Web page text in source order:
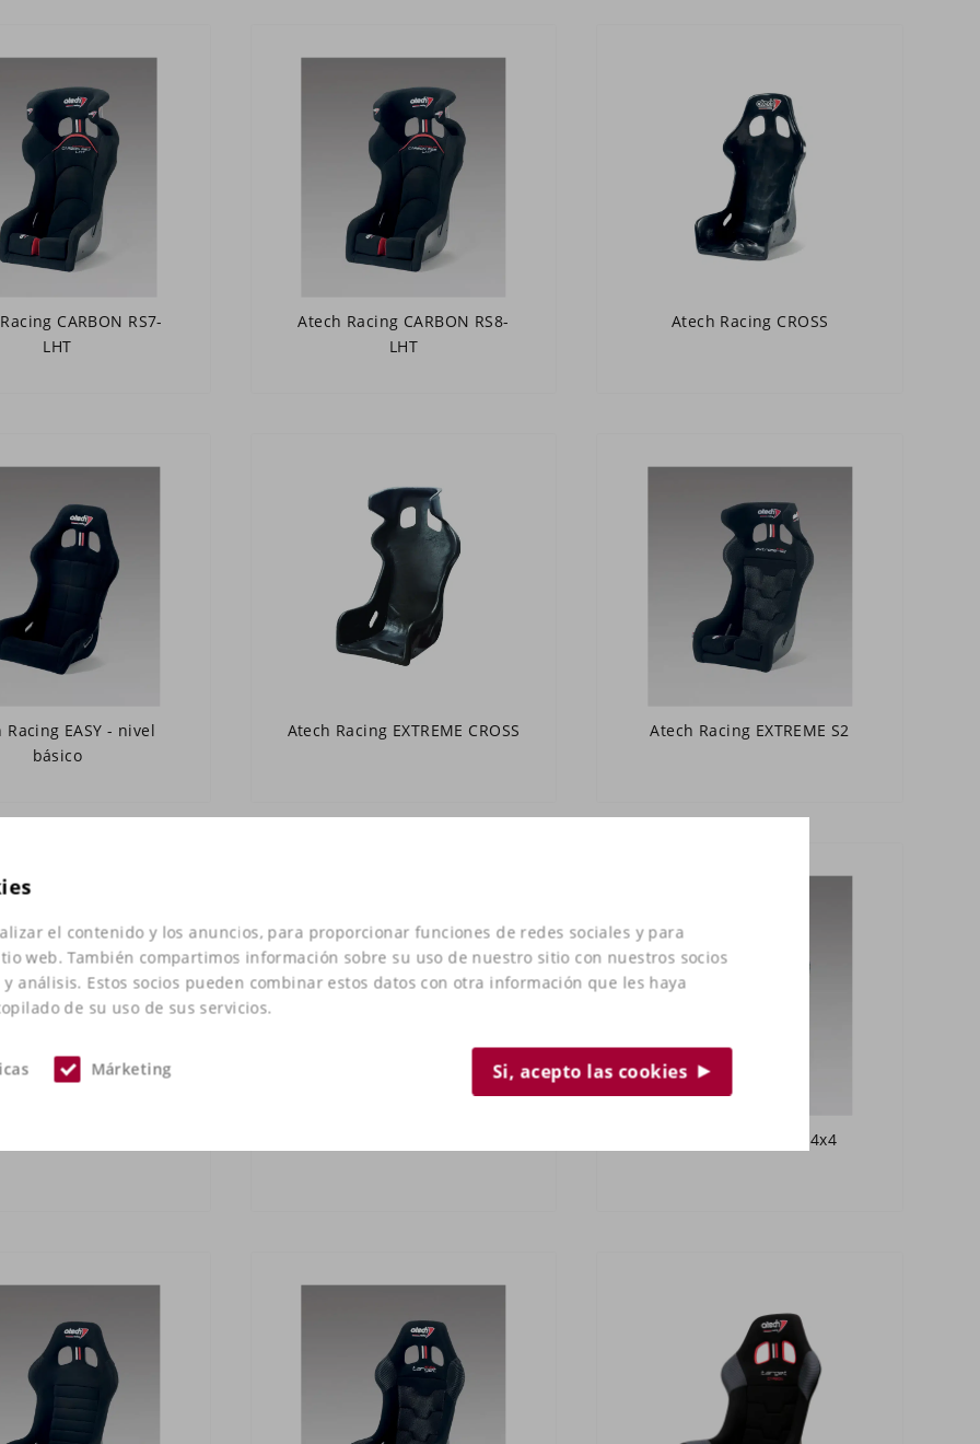
el contenido y los anuncios, para proporcionar funciones de redes sociales y para
web. También compartimos información sobre su uso de nuestro sitio con nuestros socios
análisis. Estos socios pueden combinar estos datos con otra información que les haya
de su uso de sus servicios.
Márketing Si, acepto las cookies
CARBON RS7-
LHT
Atech Racing CARBON RS8-
LHT
Atech Racing CROSS
Racing EASY - nivel
básico
Atech Racing EXTREME CROSS Atech Racing EXTREME S2
Atech Racing RAID 4x4